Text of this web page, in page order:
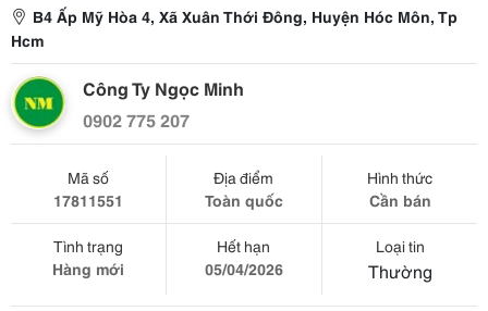
B4 Ấp Mỹ Hòa 4, Xã Xuân Thới Đông, Huyện Hóc Môn, Tp
Hcm
Công Ty Ngọc Minh
0902 775 207
Mã số
17811551
Địa điểm
Toàn quốc
Hình thức
Cần bán
Tình trạng
Hàng mới
Hết hạn
05/04/2026
Loại tin
Thường